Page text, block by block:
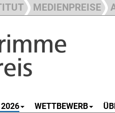
MEDIENPREISE
WETTBEWERB